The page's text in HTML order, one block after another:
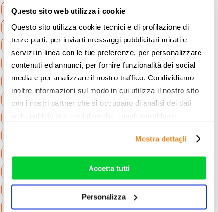
Questo sito web utilizza i cookie
Questo sito utilizza cookie tecnici e di profilazione di
terze parti, per inviarti messaggi pubblicitari mirati e
servizi in linea con le tue preferenze, per personalizzare
contenuti ed annunci, per fornire funzionalità dei social
media e per analizzare il nostro traffico. Condividiamo
inoltre informazioni sul modo in cui utilizza il nostro sito
con i nostri partner che si occupano di analisi dei dati
web, pubblicità e social media, i quali potrebbero
che hanno raccolto dal suo utilizzo dei loro servizi. Vedi
rifiutare o personalizzare il tuo consenso: cliccando sul
tasto "Accetta tutti”, selezionando le diverse categorie di
Mostra dettagli
Accetta tutti
Personalizza
Notizie Leggi Norme Regole Notizie Mediaset
Notizie News Assicurazione Casa
Notizie News Assicurazione Moto
Notizie News Assicurazioni
Notizie News Assicurazioni Auto
Notizie News Assistenza casa
Notizie News Edison
Notizie News Fastweb
Notizie News Iliad Notizie News Illumia